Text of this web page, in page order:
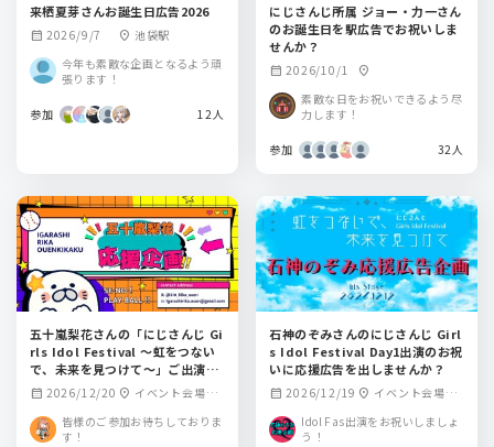
来栖夏芽さんお誕生日広告2026
calendar_month 2026/9/7 location_on 池袋駅
今年も素敵な企画となるよう頑
張ります！
参加 12人
にじさんじ所属 ジョー・力一さん
のお誕生日を駅広告でお祝いしま
せんか？
calendar_month 2026/10/1 location_on
素敵な日をお祝いできるよう尽
力します！
参加 32人
五十嵐梨花さんの「にじさんじ Gi
rls Idol Festival 〜虹をつない
で、未来を見つけて〜」ご出演記
念を応援広告でお祝いしません
か？
calendar_month 2026/12/20 location_on イベント会場周
辺
皆様のご参加お待ちしておりま
す！
石神のぞみさんのにじさんじ Girl
s Idol Festival Day1出演のお祝
いに応援広告を出しませんか？
calendar_month 2026/12/19 location_on イベント会場周
辺
Idol Fas出演をお祝いしましょ
う！